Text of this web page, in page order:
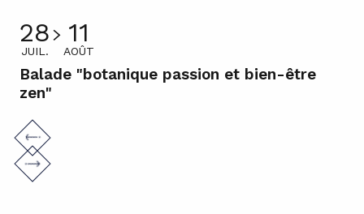
28
JUIL.
11
AOÛT
Balade "botanique passion et bien-être
zen"